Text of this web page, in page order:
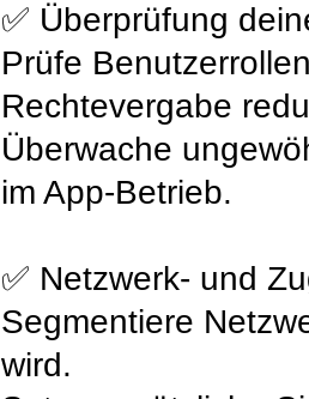
✅ Überprüfung
Prüfe
Rechtevergabe
Überwache
im App-Betrieb.
✅ Netzwerk- und
Segmentiere
wird.